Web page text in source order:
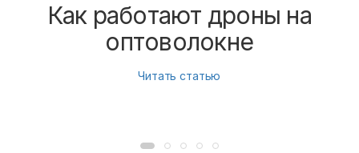
Как работают дроны на
оптоволокне
Читать статью